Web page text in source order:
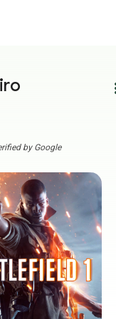
by Google